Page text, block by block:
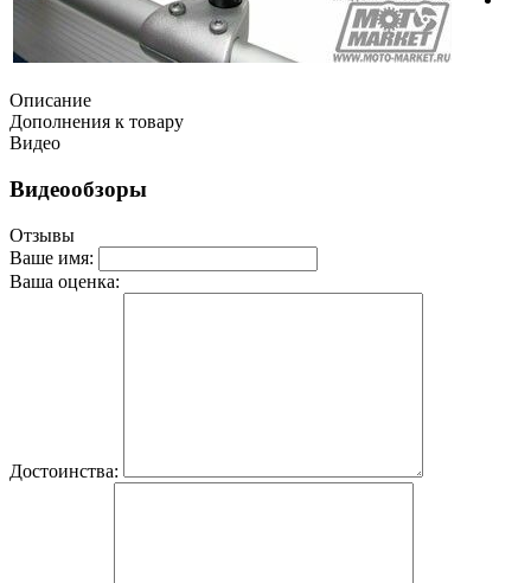
Описание
Дополнения к товару
Видео
Видеообзоры
Отзывы
Ваше имя:
Ваша оценка:
Достоинства: